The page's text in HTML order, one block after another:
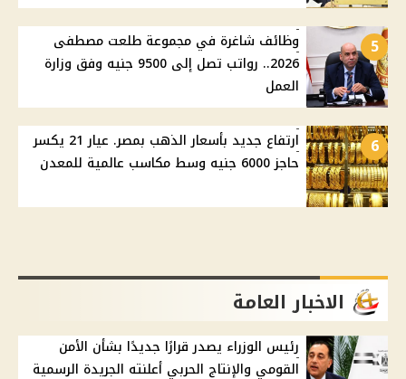
5
وظائف شاغرة في مجموعة طلعت مصطفى
2026.. رواتب تصل إلى 9500 جنيه وفق وزارة
العمل
6
ارتفاع جديد بأسعار الذهب بمصر. عيار 21 يكسر
حاجز 6000 جنيه وسط مكاسب عالمية للمعدن
الاخبار العامة
رئيس الوزراء يصدر قرارًا جديدًا بشأن الأمن
القومي والإنتاج الحربي أعلنته الجريدة الرسمية